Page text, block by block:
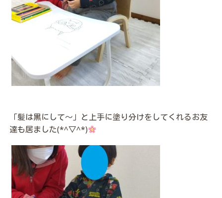
「髪は黒にして～」と上手に塗り分けをしてくれるお友
達も居ました(*^▽^*)